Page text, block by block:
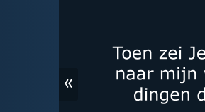
«